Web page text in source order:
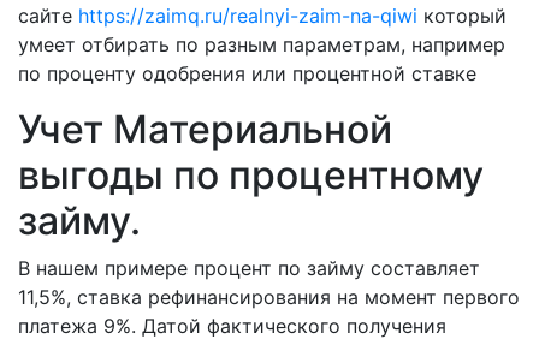
сайте https://zaimq.ru/realnyi-zaim-na-qiwi который
умеет отбирать по разным параметрам, например
по проценту одобрения или процентной ставке
Учет Материальной
выгоды по процентному
займу.
В нашем примере процент по займу составляет
11,5%, ставка рефинансирования на момент первого
платежа 9%. Датой фактического получения